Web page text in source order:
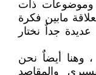
وموضوعات ذات
مابين فكرة
عديدة جداٌ نختار
، وهنا أيضاٌ نحن
والمقاصد